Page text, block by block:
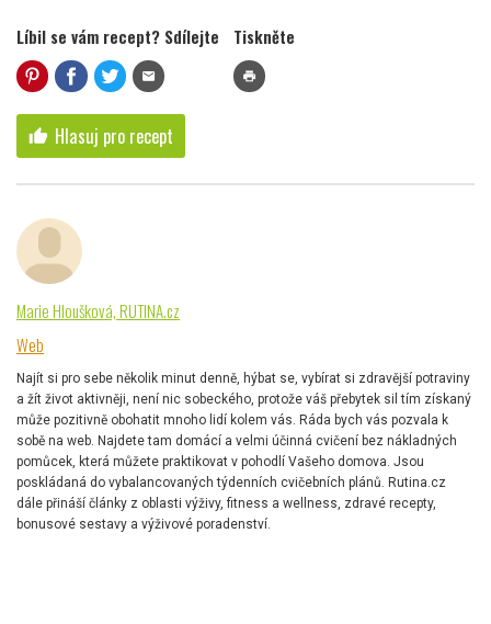
Líbil se vám recept? Sdílejte
mail
Tiskněte
print
thumb_up Hlasuj pro recept
Marie Hloušková, RUTINA.cz
Web
Najít si pro sebe několik minut denně, hýbat se, vybírat si zdravější potraviny
a žít život aktivněji, není nic sobeckého, protože váš přebytek sil tím získaný
může pozitivně obohatit mnoho lidí kolem vás. Ráda bych vás pozvala k
sobě na web. Najdete tam domácí a velmi účinná cvičení bez nákladných
pomůcek, která můžete praktikovat v pohodlí Vašeho domova. Jsou
poskládaná do vybalancovaných týdenních cvičebních plánů. Rutina.cz
dále přináší články z oblasti výživy, fitness a wellness, zdravé recepty,
bonusové sestavy a výživové poradenství.